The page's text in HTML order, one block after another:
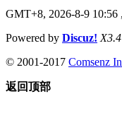
GMT+8, 2026-8-9 10:56
Powered by Discuz! X3.4
© 2001-2017 Comsenz
返回顶部